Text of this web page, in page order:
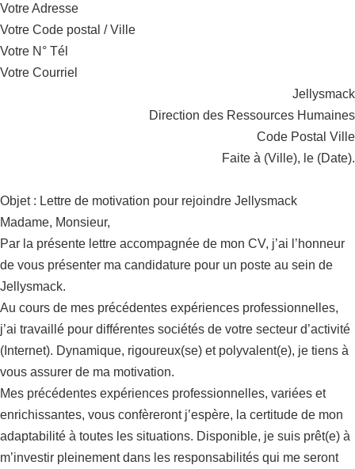
Votre Adresse
Votre Code postal / Ville
Votre N° Tél
Votre Courriel
Jellysmack
Direction des Ressources Humaines
Code Postal Ville
Faite à (Ville), le (Date).
Objet : Lettre de motivation pour rejoindre Jellysmack
Madame, Monsieur,
Par la présente lettre accompagnée de mon CV, j’ai l’honneur
de vous présenter ma candidature pour un poste au sein de
Jellysmack.
Au cours de mes précédentes expériences professionnelles,
j’ai travaillé pour différentes sociétés de votre secteur d’activité
(Internet). Dynamique, rigoureux(se) et polyvalent(e), je tiens à
vous assurer de ma motivation.
Mes précédentes expériences professionnelles, variées et
enrichissantes, vous confèreront j’espère, la certitude de mon
adaptabilité à toutes les situations. Disponible, je suis prêt(e) à
m’investir pleinement dans les responsabilités qui me seront